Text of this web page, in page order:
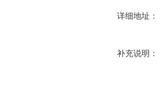
详细地址：
补充说明：